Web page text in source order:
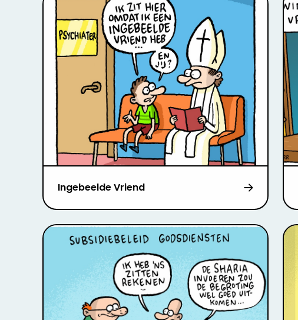
Ingebeelde Vriend